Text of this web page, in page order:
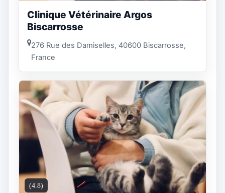
Clinique Vétérinaire Argos
Biscarrosse
276 Rue des Damiselles, 40600 Biscarrosse,
France
(4.8)